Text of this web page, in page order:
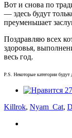
Вот и снова по
— здесь будут
преуменьшает
Поздравляю всех
здоровья,
весь год.
P.S. Некоторые категории
27
Killrok, Nyam_Cat,